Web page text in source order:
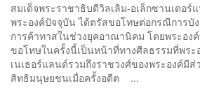
สมเด็จพระราชาธิบดีวิลเลิม-อเล็กซานเดอร์
พระองค์ปัจจุบัน ได้ตรัสขอโทษต่อกรณีการบั
การค้าทาสในช่วงยุคอาณานิคม โดยพระองค์
ขอโทษในครั้งนี้เป็นหน้าที่ทางศีลธรรมที่พระ
เนเธอร์แลนด์รวมถึงราชวงศ์ของพระองค์มีส่
สิทธิมนุษยชนเมื่อครั้งอดีต ...